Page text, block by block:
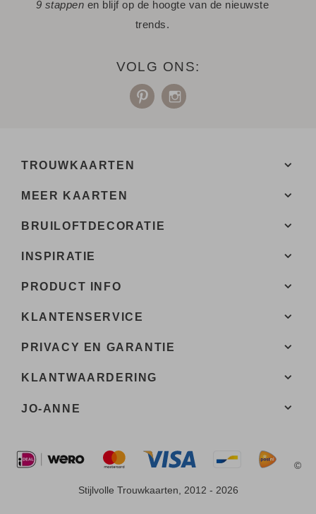
9 stappen en blijf op de hoogte van de nieuwste
trends.
VOLG ONS:
TROUWKAARTEN
MEER KAARTEN
BRUILOFTDECORATIE
INSPIRATIE
PRODUCT INFO
KLANTENSERVICE
PRIVACY EN GARANTIE
KLANTWAARDERING
JO-ANNE
©
Stijlvolle Trouwkaarten, 2012 - 2026